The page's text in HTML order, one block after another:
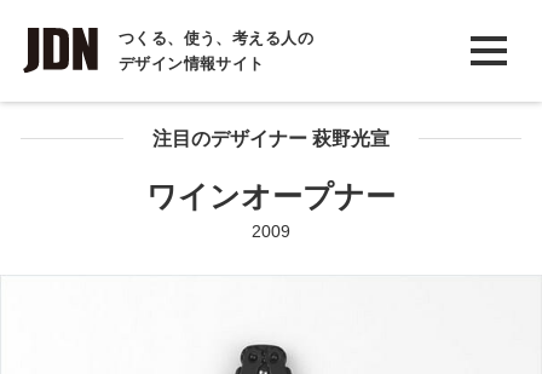
つくる、使う、考える人の
デザイン情報サイト
INTERVIEW
インタビュー
REPORT注目のデザイナー 萩野光宣
ワインオープナー
2009